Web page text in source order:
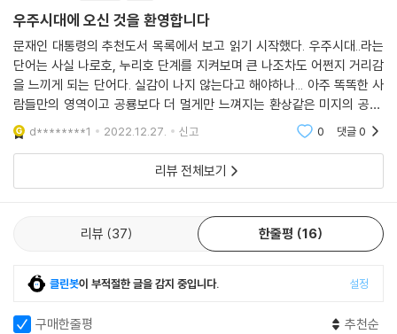
은 꿈으로 머물지 않고 누구나 갈 수 있는 우주를 만들어가는 그의 당찬 시
도와 함께 우리 모두가 앞으로 나아가야 할 우주시대에 관한 구체적인 모
습을 제시하고 있다.
우주비행은 우리 같은 사람들이 우주에 갈 수 있는 기회를 동등하게 누릴
수 있도록 우주비행의 대중화에 기여할 것이다. 우주비행이라는 나의 꿈이
‘만약에’가 아니라 ‘언젠가’가 된다고 생각하니 날아갈 것 같은 기분이 든다
_본문 중에서
우주시대에 오신 것을 환영합니다
문재인 대통령의 추천도서 목록에서 보고 읽기 시작했다. 우주시대..라는
단어는 사실 나로호, 누리호 단계를 지켜보며 큰 나조차도 어쩐지 거리감
을 느끼게 되는 단어다. 실감이 나지 않는다고 해야하나... 아주 똑똑한 사
람들만의 영역이고 공룡보다 더 멀게만 느껴지는 환상같은 미지의 공간.
그럼에도 저자의 말처럼 시대는 이미, 현실을 살고 있는 사람들이 인식을
못하더라도 우
d********1 2022.12.27. 신고 0 댓글0
리뷰 전체보기
리뷰 37 한줄평 16
클린봇이 부적절한 글을 감지 중입니다. 설정
구매한줄평 추천순